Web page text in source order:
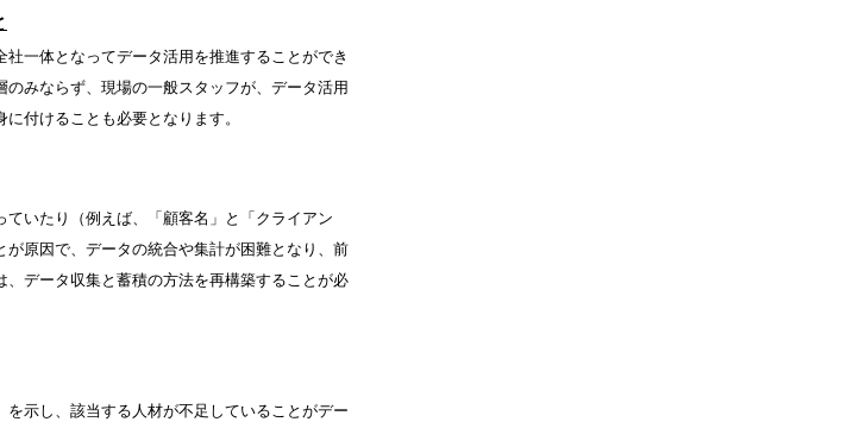
一体となってデータ活用を推進することができ
みならず、現場の一般スタッフが、データ活用
付けることも必要となります。
いたり（例えば、「顧客名」と「クライアン
原因で、データの統合や集計が困難となり、前
データ収集と蓄積の方法を再構築することが必
示し、該当する人材が不足していることがデー